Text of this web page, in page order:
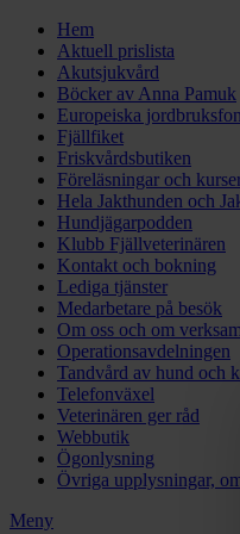
Hem
Aktuell prislista
Akutsjukvård
Böcker av Anna Pamuk
Europeiska
Fjällfiket
Friskvårdsbutiken
Föreläsningar och
Hela Jakthunden och
Hundjägarpodden
Klubb Fjällveterinären
Kontakt och bokning
Lediga tjänster
Medarbetare på besök
Om oss och om
Operationsavdelningen
Tandvård av hund och
Telefonväxel
Veterinären ger råd
Webbutik
Ögonlysning
Övriga upplysningar,
Meny